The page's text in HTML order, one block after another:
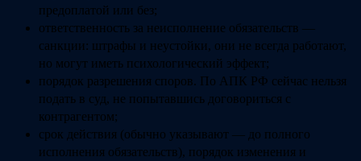
предоплатой или без;
ответственность за неисполнение обязательств —
санкции: штрафы и неустойки, они не всегда работают,
но могут иметь психологический эффект;
порядок разрешения споров. По АПК РФ сейчас нельзя
подать в суд, не попытавшись договориться с
контрагентом;
срок действия (обычно указывают — до полного
исполнения обязательств), порядок изменения и